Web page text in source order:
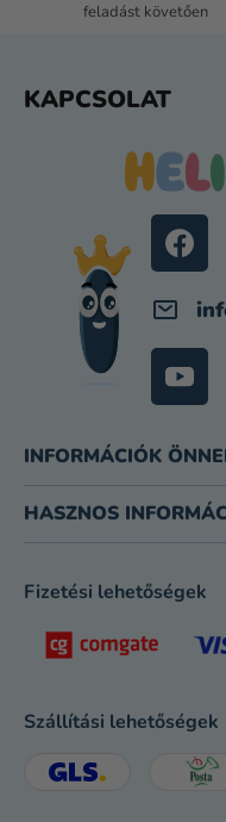
feladást követően
KAPCSOLAT
INFORMÁCIÓK
HASZNOS
Fizetési lehetőségek
Szállítási lehetőségek